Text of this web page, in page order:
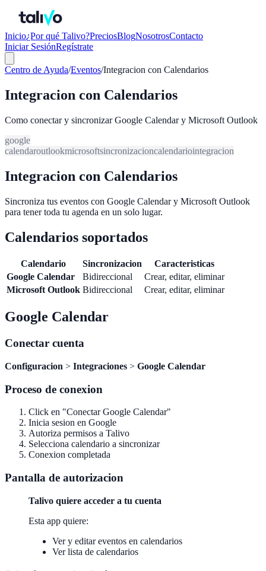
Inicio¿Por qué Talivo?PreciosBlogNosotrosContacto
Iniciar SesiónRegístrate
Centro de Ayuda/Eventos/Integracion con Calendarios
Integracion con Calendarios
Como conectar y sincronizar Google Calendar y Microsoft Outlook
google
calendaroutlookmicrosoftsincronizacioncalendariointegracion
Integracion con Calendarios
Sincroniza tus eventos con Google Calendar y Microsoft Outlook
para tener toda tu agenda en un solo lugar.
Calendarios soportados
Calendario Sincronizacion
Caracteristicas
Google Calendar
Bidireccional
Crear, editar, eliminar
Microsoft Outlook Bidireccional Crear, editar, eliminar
Google Calendar
Conectar cuenta
Configuracion > Integraciones > Google Calendar
Proceso de conexion
Click en "Conectar Google Calendar"
Inicia sesion en Google
Autoriza permisos a Talivo
Selecciona calendario a sincronizar
Conexion completada
Pantalla de autorizacion
Talivo quiere acceder a tu cuenta
Esta app quiere:
Ver y editar eventos en calendarios
Ver lista de calendarios